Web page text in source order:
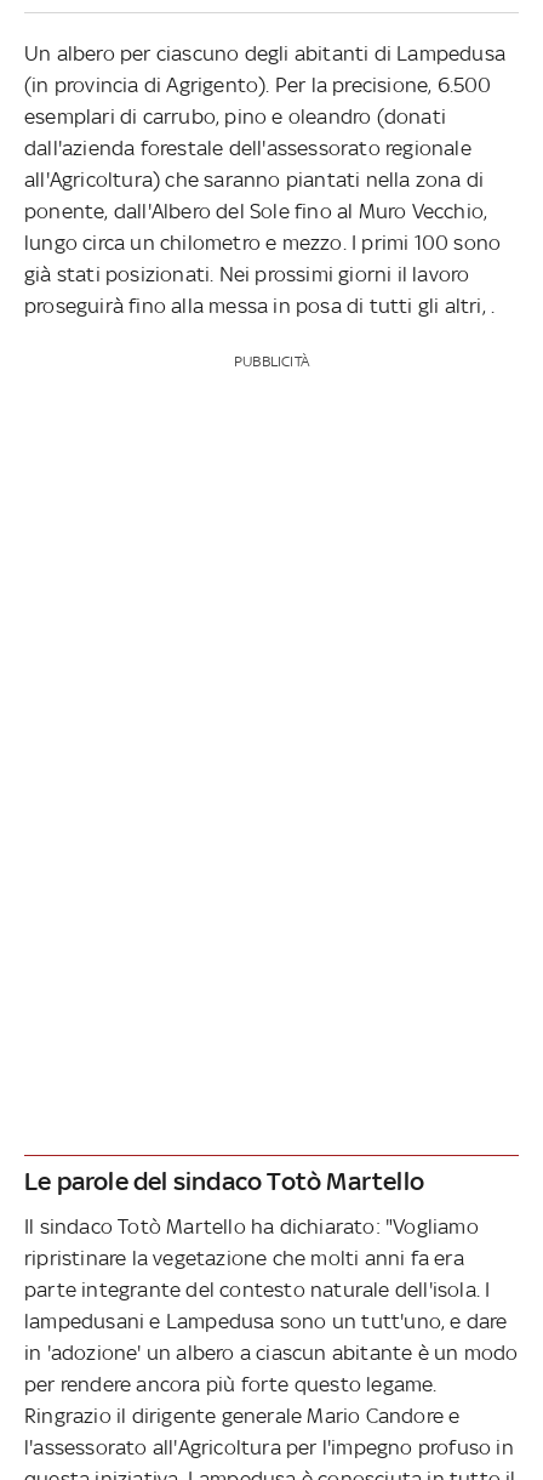
Un albero per ciascuno degli abitanti di Lampedusa
(in provincia di Agrigento). Per la precisione, 6.500
esemplari di carrubo, pino e oleandro (donati
dall'azienda forestale dell'assessorato regionale
all'Agricoltura) che saranno piantati nella zona di
ponente, dall'Albero del Sole fino al Muro Vecchio,
lungo circa un chilometro e mezzo. I primi 100 sono
già stati posizionati. Nei prossimi giorni il lavoro
proseguirà fino alla messa in posa di tutti gli altri, .
PUBBLICITÀ
Le parole del sindaco Totò Martello
Il sindaco Totò Martello ha dichiarato: "Vogliamo
ripristinare la vegetazione che molti anni fa era
parte integrante del contesto naturale dell'isola. I
lampedusani e Lampedusa sono un tutt'uno, e dare
in 'adozione' un albero a ciascun abitante è un modo
per rendere ancora più forte questo legame.
Ringrazio il dirigente generale Mario Candore e
l'assessorato all'Agricoltura per l'impegno profuso in